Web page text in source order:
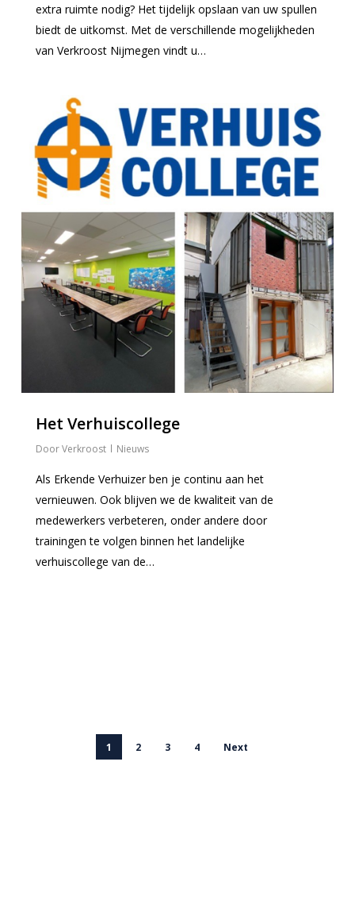
extra ruimte nodig? Het tijdelijk opslaan van uw spullen
biedt de uitkomst. Met de verschillende mogelijkheden
van Verkroost Nijmegen vindt u…
Het Verhuiscollege
Verkroost Nieuws
Als Erkende Verhuizer ben je continu aan het
vernieuwen. Ook blijven we de kwaliteit van de
medewerkers verbeteren, onder andere door
trainingen te volgen binnen het landelijke
verhuiscollege van de…
1 2 3 4 Next